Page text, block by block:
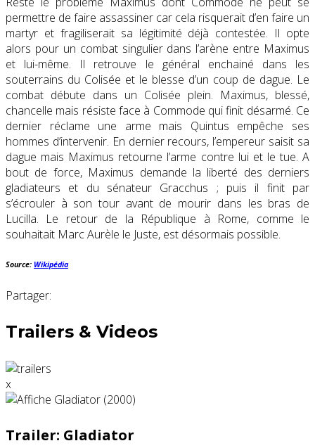
permettre de faire assassiner car cela risquerait d’en faire un
martyr et fragiliserait sa légitimité déjà contestée. Il opte
alors pour un combat singulier dans l’arène entre Maximus
et lui-même. Il retrouve le général enchainé dans les
souterrains du Colisée et le blesse d’un coup de dague. Le
combat débute dans un Colisée plein. Maximus, blessé,
chancelle mais résiste face à Commode qui finit désarmé. Ce
dernier réclame une arme mais Quintus empêche ses
hommes d’intervenir. En dernier recours, l’empereur saisit sa
dague mais Maximus retourne l’arme contre lui et le tue. A
bout de force, Maximus demande la liberté des derniers
gladiateurs et du sénateur Gracchus ; puis il finit par
s’écrouler à son tour avant de mourir dans les bras de
Lucilla. Le retour de la République à Rome, comme le
souhaitait Marc Aurèle le Juste, est désormais possible.
Source: Wikipédia
Partager:
Trailers & Videos
x
Trailer: Gladiator